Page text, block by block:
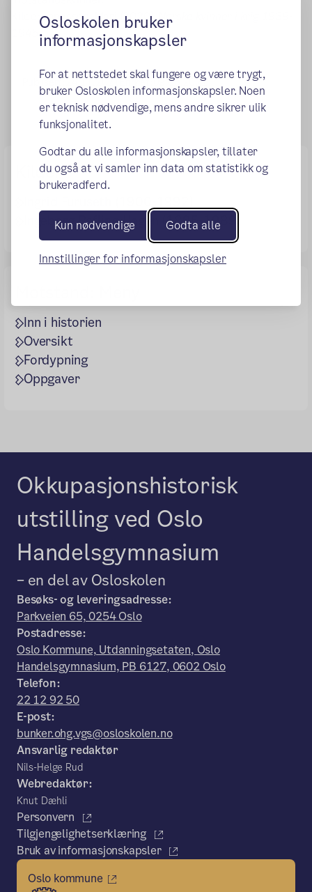
Osloskolen bruker
informasjonskapsler
For at nettstedet skal fungere og være trygt,
bruker Osloskolen informasjonskapsler. Noen
er teknisk nødvendige, mens andre sikrer ulik
funksjonalitet.
Godtar du alle informasjonskapsler, tillater
du også at vi samler inn data om statistikk og
brukeradferd.
Kun nødvendige Godta alle
Innstillinger for informasjonskapsler
Kilde: Jonassen, Mari (2020).Norske kvinner i krig 1939-
.
Publisert:24.11.2021Endret: 09.03.2022
Kilder
Ingeborg Refling Hagen (1895-1989)
Inn i historien
Oversikt
Fordypning
Oppgaver
Okkupasjonshistorisk
utstilling ved Oslo
Handelsgymnasium
– en del av Osloskolen
Besøks- og leveringsadresse:
Parkveien 65, 0254 Oslo
Postadresse:
Oslo Kommune, Utdanningsetaten, Oslo
Handelsgymnasium, PB 6127, 0602 Oslo
Telefon:
22 12 92 50
E-post:
bunker.ohg.vgs@osloskolen.no
Ansvarlig redaktør
Nils-Helge Rud
Webredaktør:
Knut Dæhli
Personvern
Tilgjengelighetserklæring
Bruk av informasjonskapsler
Oslo kommune